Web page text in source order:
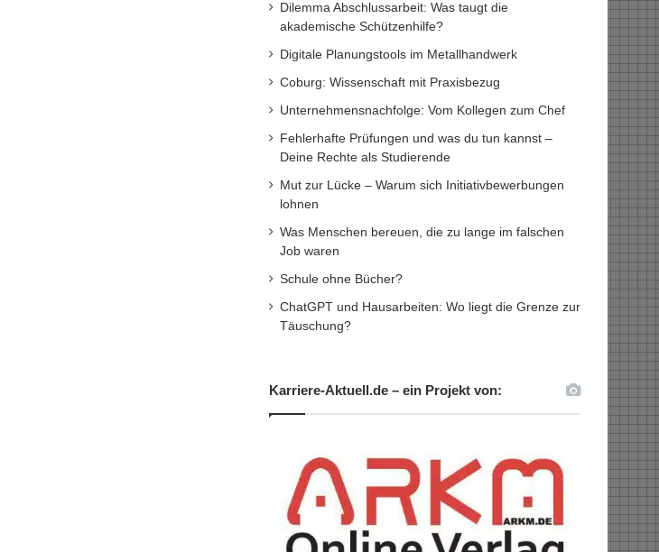
Dilemma Abschlussarbeit: Was taugt die
akademische Schützenhilfe?
Digitale Planungstools im Metallhandwerk
Coburg: Wissenschaft mit Praxisbezug
Unternehmensnachfolge: Vom Kollegen zum Chef
Fehlerhafte Prüfungen und was du tun kannst –
Deine Rechte als Studierende
Mut zur Lücke – Warum sich Initiativbewerbungen
lohnen
Was Menschen bereuen, die zu lange im falschen
Job waren
Schule ohne Bücher?
ChatGPT und Hausarbeiten: Wo liegt die Grenze zur
Täuschung?
Karriere-Aktuell.de – ein Projekt von: